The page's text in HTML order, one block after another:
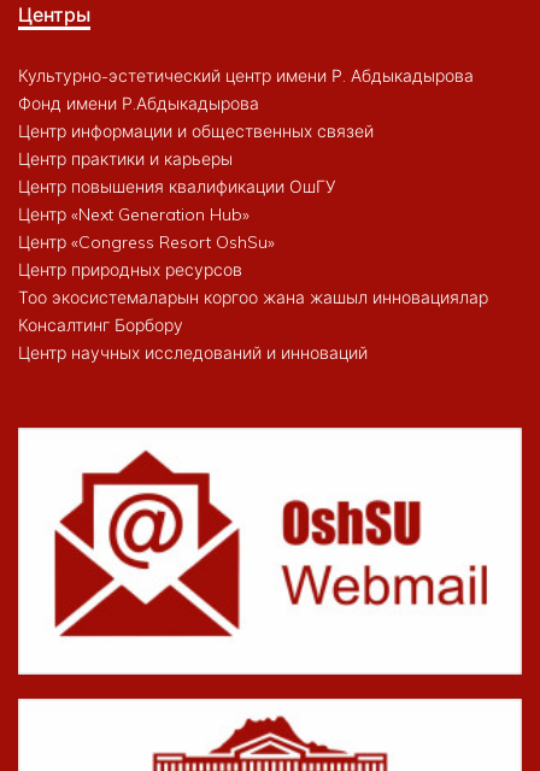
Центры
Культурно-эстетический центр имени Р. Абдыкадырова
Фонд имени Р.Абдыкадырова
Центр информации и общественных связей
Центр практики и карьеры
Центр повышения квалификации ОшГУ
Центр «Next Generation Hub»
Центр «Congress Resort OshSu»
Центр природных ресурсов
Тоо экосистемаларын коргоо жана жашыл инновациялар
Консалтинг Борбору
Центр научных исследований и инноваций